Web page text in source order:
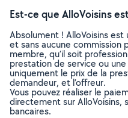
Est-ce que AlloVoisins
Absolument ! AlloVoisins
et sans aucune commission
membre, qu’il soit
prestation de service ou
uniquement le prix de la
demandeur, et l’offreur.
Vous pouvez réaliser le
directement sur AlloVoisins,
bancaires.